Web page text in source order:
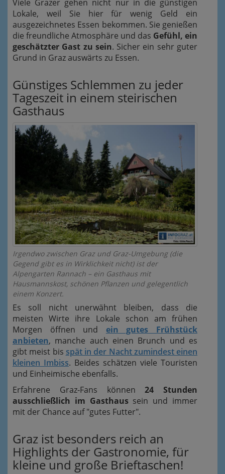
Viele Grazer gehen nicht nur in die günstigen
Lokale, weil Sie hier für wenig Geld ein
ausgezeichnetes Essen bekommen. Sie genießen
die freundliche Atmosphäre und das Gefühl, ein
geschätzter Gast zu sein. Sicher ein sehr guter
Grund in Graz auswärts zu Essen.
Günstiges Schlemmen zu jeder
Tageszeit in einem steirischen
Gasthaus
Irgendwo zwischen Graz und Graz-Umgebung (die
Gegend gibt es in Wirklichkeit nicht) ist der
Alpengarten Rannach – ein Gasthaus mit
Hausmannskost, schönen Pflanzen und gelegentlich
einem Konzert.
Es soll nicht unerwähnt bleiben, dass die
meisten Wirte ihre Lokale schon am frühen
Morgen öffnen und ein gutes Frühstück
anbieten, manche auch einen Brunch und es
gibt meist bis spät in der Nacht zumindest einen
kleinen Imbiss. Beides schätzen viele Touristen
und Einheimische ebenfalls.
Erfahrene Graz-Fans können24 Stunden
ausschließlich im Gasthaussein und immer
mit der Chance auf "gutes Futter".
Graz ist besonders reich an
Highlights der Gastronomie, für
kleine und große Brieftaschen!